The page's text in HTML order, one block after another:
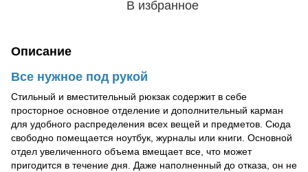
В избранное
Описание
Все нужное под рукой
Стильный и вместительный рюкзак содержит в себе
просторное основное отделение и дополнительный карман
для удобного распределения всех вещей и предметов. Сюда
свободно помещается ноутбук, журналы или книги. Основной
отдел увеличенного объема вмещает все, что может
пригодится в течение дня. Даже наполненный до отказа, он не